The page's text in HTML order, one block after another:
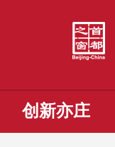
创新亦庄